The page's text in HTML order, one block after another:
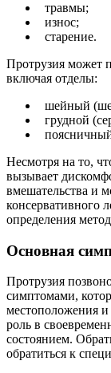
травмы;
износ;
старение.
Протрузия может
включая отделы:
шейный
грудной
Несмотря на то,
вызывает
вмешательства и
консервативного
определения
Основная
Протрузия
симптомами,
местоположения
роль в
состоянием.
обратиться к